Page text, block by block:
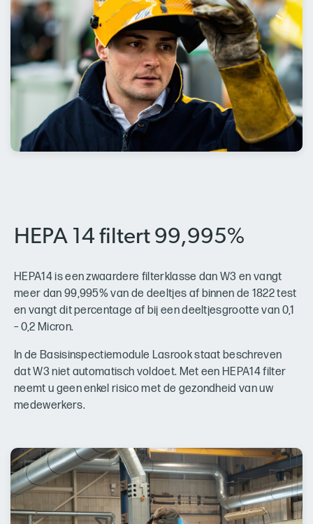
HEPA 14 filtert 99,995%
HEPA14 is een zwaardere filterklasse dan W3 en vangt
meer dan 99,995% van de deeltjes af binnen de 1822 test
en vangt dit percentage af bij een deeltjesgrootte van 0,1
– 0,2 Micron.
In de Basisinspectiemodule Lasrook staat beschreven
dat W3 niet automatisch voldoet. Met een HEPA14 filter
neemt u geen enkel risico met de gezondheid van uw
medewerkers.